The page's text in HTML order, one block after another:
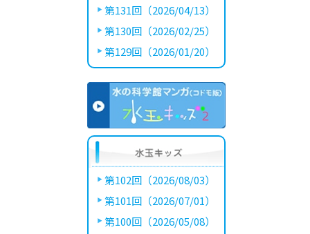
第131回（2026/04/13）
第130回（2026/02/25）
第129回（2026/01/20）
第102回（2026/08/03）
第101回（2026/07/01）
第100回（2026/05/08）